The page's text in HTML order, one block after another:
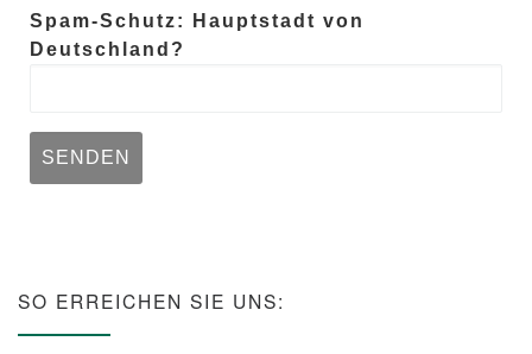
Spam-Schutz: Hauptstadt von
Deutschland?
SO ERREICHEN SIE UNS: